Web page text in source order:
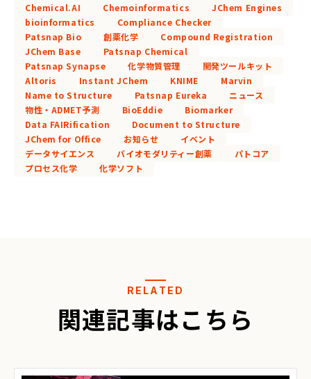
Chemical.AI
Chemoinformatics
JChem Engines
bioinformatics
Compliance Checker
Patsnap Bio
創薬化学
Compound Registration
JChem Base
Patsnap Chemical
Patsnap Synapse
化学物質管理
開発ツールキット
Altoris
Instant JChem KNIME
Marvin
Name to Structure
Patsnap Eureka
ニュース
物性・ADMET予測
BioEddie
Biomarker
Data FAIRification
Document to Structure
JChem for Office
お知らせ
イベント
データサイエンス
バイオモダリティー創薬
パトコア
プロセス化学
化学ソフト
RELATED
関連記事はこちら